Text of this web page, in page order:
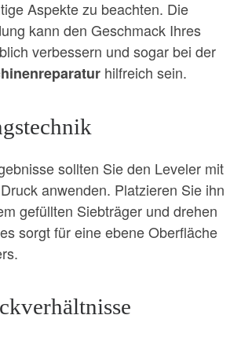
Aspekte zu beachten. Die
kann den Geschmack Ihres
verbessern und sogar bei der
hilfreich sein.
sollten Sie den Leveler mit
anwenden. Platzieren Sie ihn
gefüllten Siebträger und drehen
sorgt für eine ebene Oberfläche